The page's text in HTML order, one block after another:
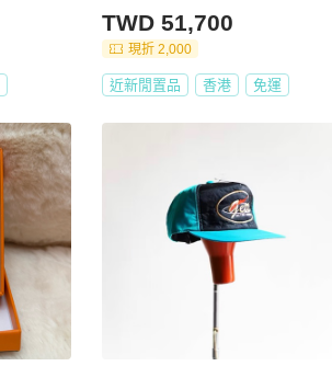
TWD 51,700
現折 2,000
近新閒置品 香港 免運